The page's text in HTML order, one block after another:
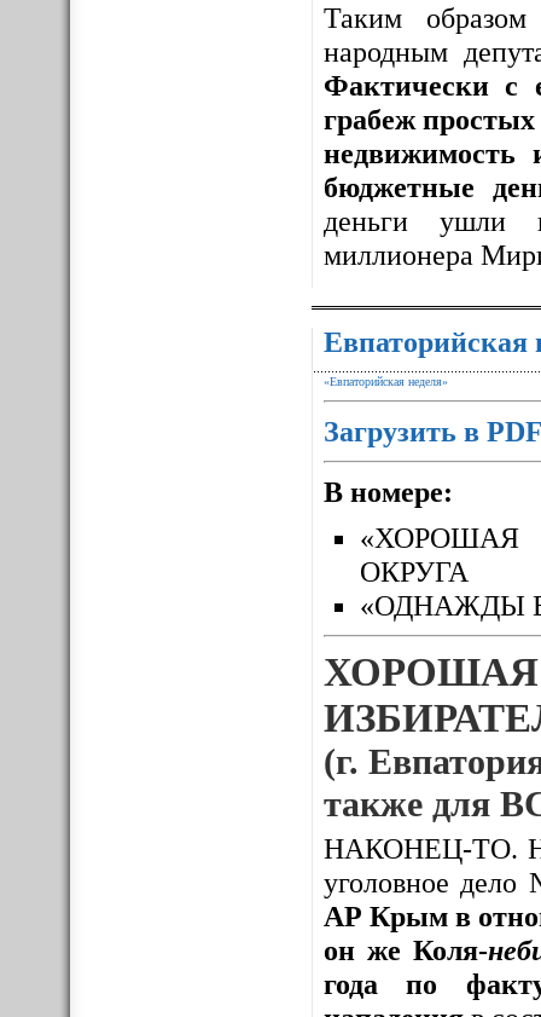
Таким
народным
Фактически с
грабеж
недвижимость
бюджетные
деньги ушли
миллионера
Евпаторийская
«Евпаторийская неделя»
Загрузить в
В номере:
«ХОРОШАЯ
ОКРУГА
«ОДНАЖДЫ
ХОРОШАЯ
(г.
также для
НАКОНЕЦ-ТО.
уголовное
АР Крым в
он же Коля-
года по